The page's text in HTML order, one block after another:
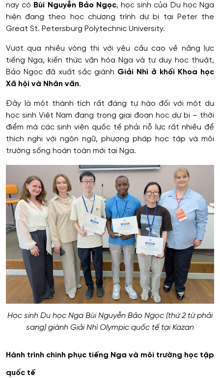
nay có Bùi Nguyễn Bảo Ngọc, học sinh của Du học Nga
hiện đang theo học chương trình dự bị tại Peter the
Great St. Petersburg Polytechnic University.
Vượt qua nhiều vòng thi với yêu cầu cao về năng lực
tiếng Nga, kiến thức văn hóa Nga và tư duy học thuật,
Bảo Ngọc đã xuất sắc giành Giải Nhì ở khối Khoa học
Xã hội và Nhân văn.
Đây là một thành tích rất đáng tự hào đối với một du
học sinh Việt Nam đang trong giai đoạn học dự bị – thời
điểm mà các sinh viên quốc tế phải nỗ lực rất nhiều để
thích nghi với ngôn ngữ, phương pháp học tập và môi
trường sống hoàn toàn mới tại Nga.
Học sinh Du học Nga Bùi Nguyễn Bảo Ngọc (thứ 2 từ phải
sang) giành Giải Nhì Olympic quốc tế tại Kazan
Hành trình chinh phục tiếng Nga và môi trường học tập
quốc tế